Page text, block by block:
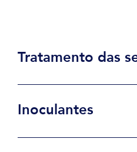
Tratamento das
Inoculantes